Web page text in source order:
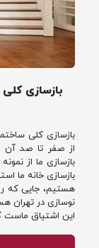
بازسازی
بازسازی کلی
از صفر تا صد آن
بازسازی ما از
بازسازی خانه ما
هستیم، جایی که
نوسازی در تهران
این اشتیاق ماست